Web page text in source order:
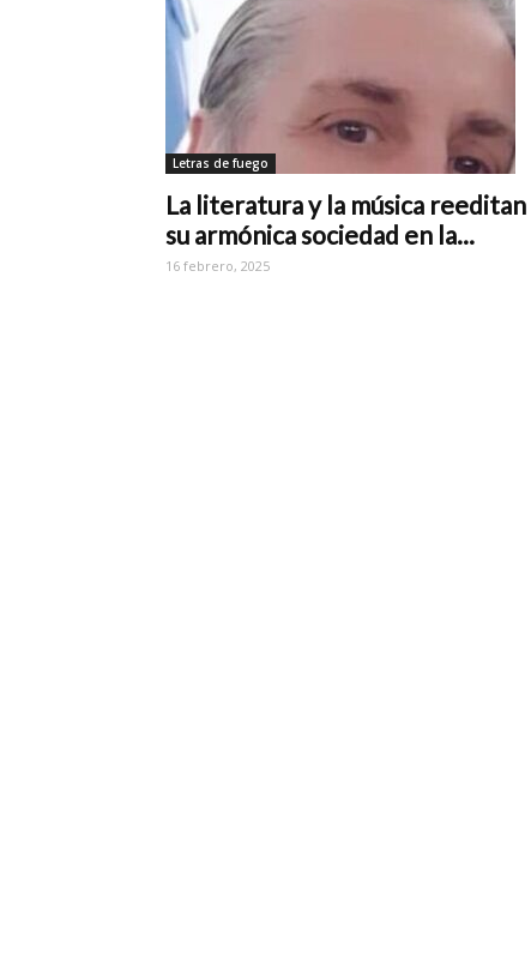
Letras de fuego
La literatura y la música reeditan
su armónica sociedad en la...
16 febrero, 2025